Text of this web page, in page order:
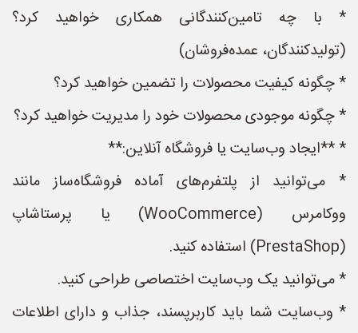
* با چه تامین‌کنندگانی همکاری خواهید کرد؟
(تولیدکنندگان، عمده‌فروشان)
* چگونه کیفیت محصولات را تضمین خواهید کرد؟
* چگونه موجودی محصولات خود را مدیریت خواهید کرد؟
* **ایجاد وب‌سایت یا فروشگاه آنلاین:**
* می‌توانید از پلتفرم‌های آماده فروشگاه‌ساز مانند
ووکامرس (WooCommerce) یا پرستاشاپ
(PrestaShop) استفاده کنید.
* می‌توانید یک وب‌سایت اختصاصی طراحی کنید.
* وب‌سایت شما باید کاربرپسند، جذاب و دارای اطلاعات